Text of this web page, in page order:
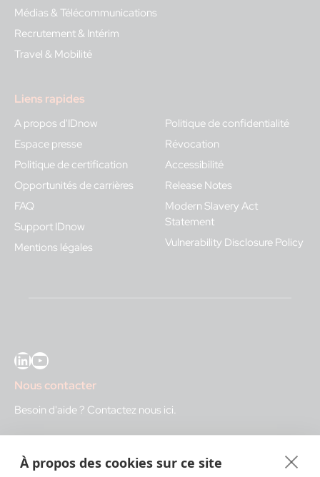
Médias & Télécommunications
Recrutement & Intérim
Travel & Mobilité
Liens rapides
A propos d'IDnow
Espace presse
Politique de certification
Opportunités de carrières
FAQ
Support IDnow
Mentions légales
Politique de confidentialité
Révocation
Accessibilité
Release Notes
Modern Slavery Act
Statement
Vulnerability Disclosure Policy
LinkedIn YouTube
Nous contacter
Besoin d'aide ? Contactez nous ici.
Auenstraße 100, 80469 Munich, Germany
À propos des cookies sur ce site